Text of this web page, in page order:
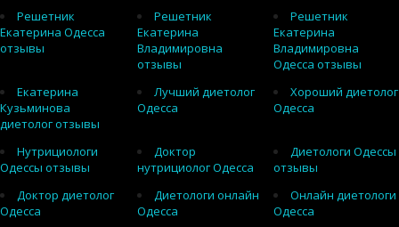
Решетник
Екатерина Одесса
отзывы
Решетник
Екатерина
Владимировна
отзывы
Решетник
Екатерина
Владимировна
Одесса отзывы
Екатерина
Кузьминова
диетолог отзывы
Лучший диетолог
Одесса
Хороший диетолог
Одесса
Нутрициологи
Одессы отзывы
Доктор
нутрициолог Одесса
Диетологи Одессы
отзывы
Доктор диетолог
Одесса
Диетологи онлайн
Одесса
Онлайн диетологи
Одесса